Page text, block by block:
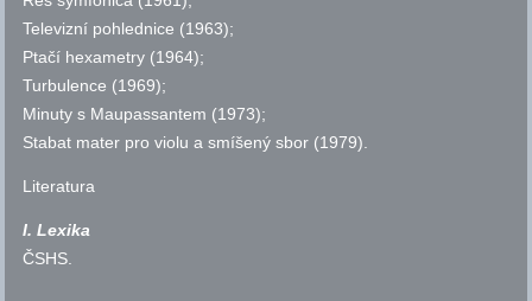
Televizní pohlednice (1963);
Ptačí hexametry (1964);
Turbulence (1969);
Minuty s Maupassantem (1973);
Stabat mater pro violu a smíšený sbor (1979).
Literatura
I. Lexika
ČSHS.